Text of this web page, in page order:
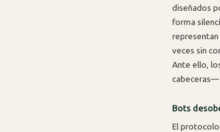
diseñados
forma
veces sin
Ante ello,
cabeceras—
Bots
El protocolo